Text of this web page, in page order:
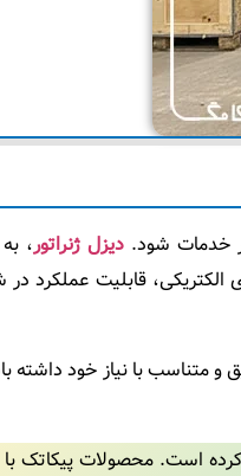
خدمات شود. دیزل ژنراتور،
الکتریکی، قابلیت عملکرد
و متناسب با نیاز خود داشته
است. محصولات پیکاتک با